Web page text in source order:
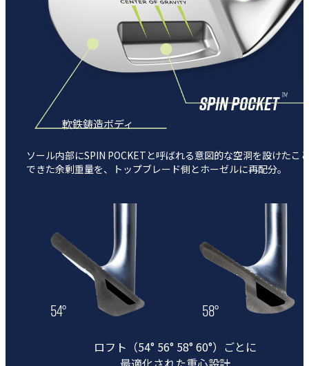
軟鉄鋳造ボディ
SPIN POCKET TM
ソール内部にSPIN POCKETと呼ばれる意図的な空洞を設けたこ
できた余剰重量を、トップブレード側とホーゼルに再配分。
54° 58°
ロフト（54° 56° 58° 60°）ごとに